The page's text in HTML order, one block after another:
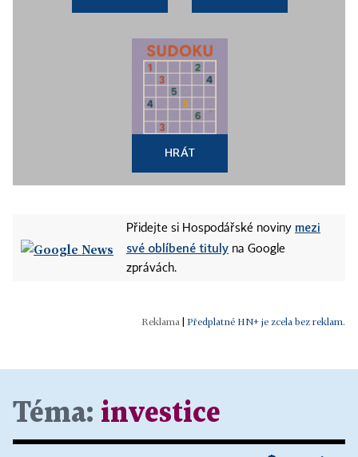
HRÁT
Přidejte si Hospodářské noviny mezi
své oblíbené tituly na Google
zprávách.
Předplatné HN+ je zcela bez reklam.
Téma: investice